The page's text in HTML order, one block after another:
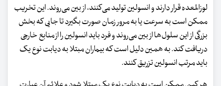
لوزالمعده قرار دارند و انسولین تولید می‌کنند، از بین می‌روند. این تخریب
ممکن است به‌ سرعت یا به‌ مرور زمان صورت بگیرد تا جایی که بخش
بزرگی از این سلول‌ها از بین می‌روند و فرد باید انسولین را از منابع خارجی
دریافت کند. به همین دلیل است که بیماران مبتلا به دیابت نوع یک
باید مرتب انسولین تزریق کنند.